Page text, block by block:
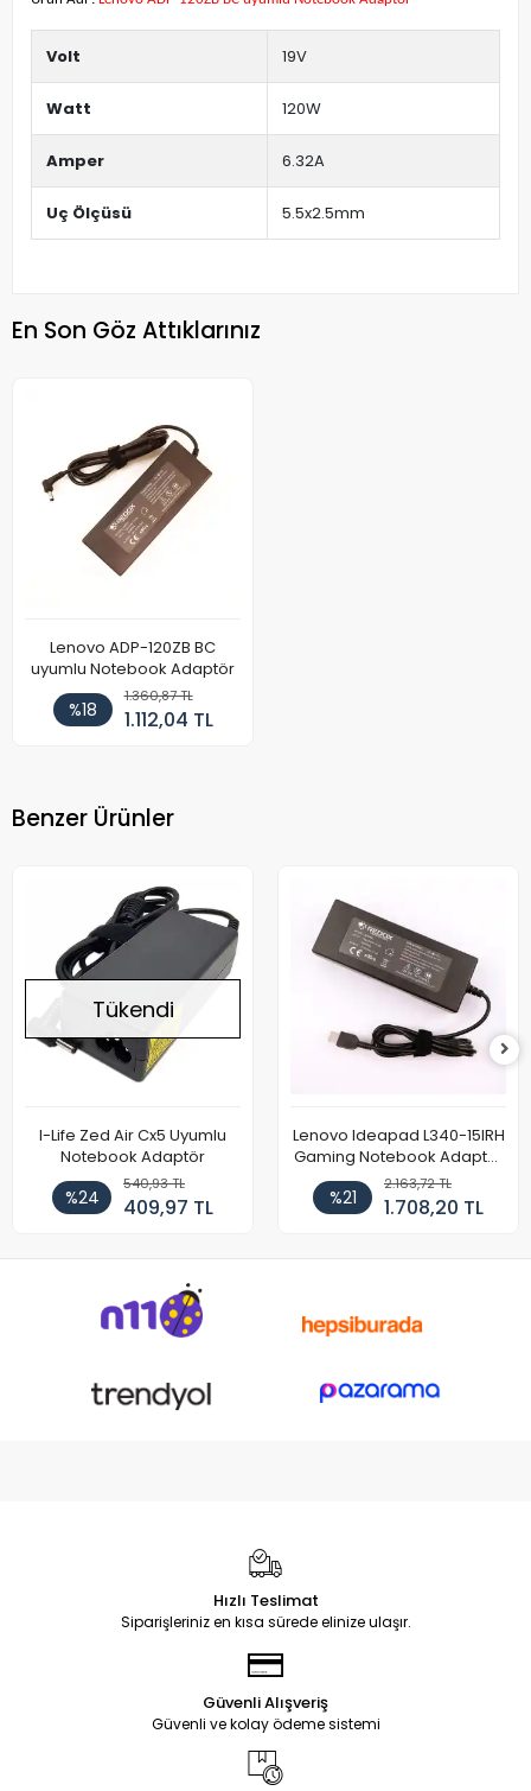
Volt 19V
Watt 120W
Amper 6.32A
Uç Ölçüsü 5.5x2.5mm
En Son Göz Attıklarınız
Lenovo ADP-120ZB BC
uyumlu Notebook Adaptör
%18
1.360,87 TL
1.112,04 TL
Benzer Ürünler
Tükendi
I-Life Zed Air Cx5 Uyumlu
Notebook Adaptör
%24
540,93 TL
409,97 TL
Lenovo Ideapad L340-15IRH
Gaming Notebook Adaptör
Cihazı Şarj Aleti (150W)
%21
2.163,72 TL
1.708,20 TL
Hızlı Teslimat
Siparişleriniz en kısa sürede elinize ulaşır.
Güvenli Alışveriş
Güvenli ve kolay ödeme sistemi